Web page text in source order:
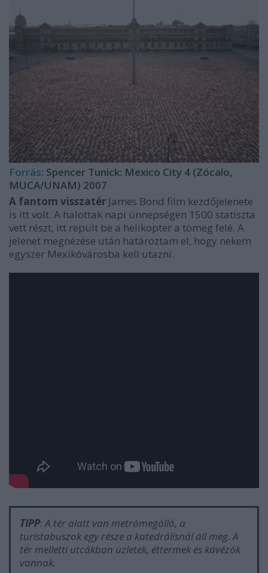
Forrás: Spencer Tunick: Mexico City 4 (Zócalo,
MUCA/UNAM) 2007
A fantom visszatér James Bond film kezdőjelenete
is itt volt. A halottak napi ünnepségen 1500 statiszta
vett részt, itt repült be a helikopter a tömeg felé. A
jelenet megnézése után határoztam el, hogy nekem
egyszer Mexikóvárosba kell utazni.
TIPP: A tér alatt van metrómegálló, a
turistabuszok egy része a katedrálisnál áll meg. A
tér melletti utcákban üzletek, éttermek és kávézók
vannak.